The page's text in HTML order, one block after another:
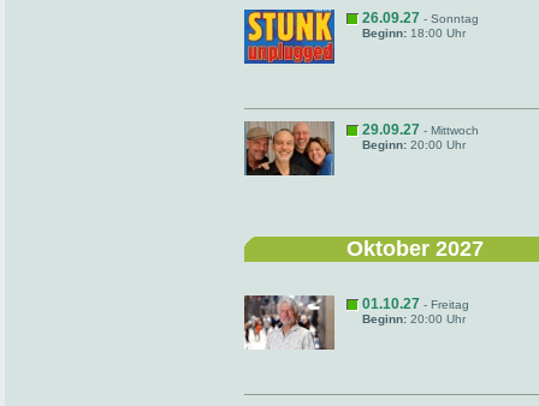
26.09.27 - Sonntag
Beginn: 18:00 Uhr
29.09.27 - Mittwoch
Beginn: 20:00 Uhr
Oktober 2027
01.10.27 - Freitag
Beginn: 20:00 Uhr